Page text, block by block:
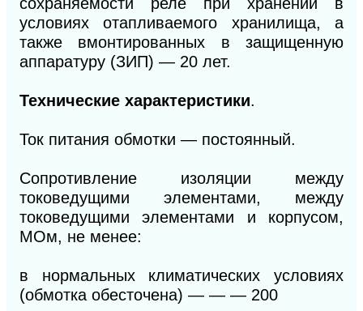
сохраняемости реле при хранении в
условиях отапливаемого хранилища, а
также вмонтированных в защищенную
аппаратуру (ЗИП) — 20 лет.
Технические характеристики.
Ток питания обмотки — постоянный.
Сопротивление изоляции между
токоведущими элементами, между
токоведущими элементами и корпусом,
МОм, не менее:
в нормальных климатических условиях
(обмотка обесточена) — — — 200